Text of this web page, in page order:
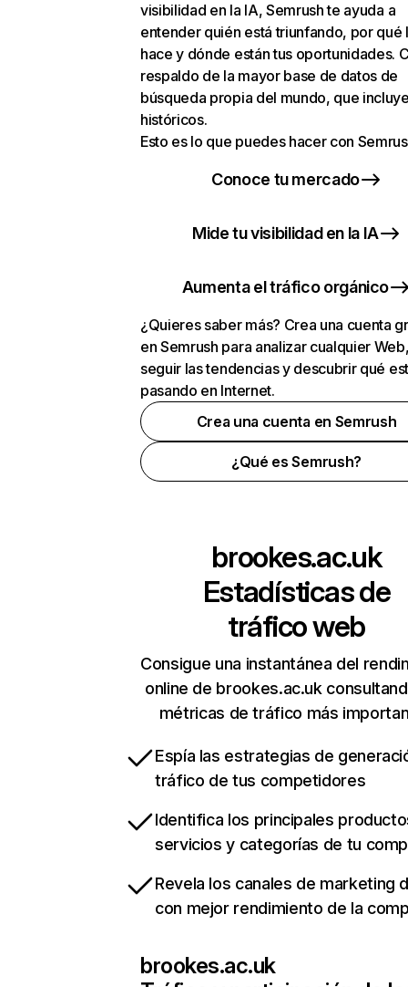
visibilidad en la IA, Semrush te ayuda a
entender quién está triunfando, por qué
hace y dónde están tus oportunidades.
respaldo de la mayor base de datos de
búsqueda propia del mundo, que
históricos.
Esto es lo que puedes hacer con
Conoce tu mercado
Mide tu visibilidad en la IA
Aumenta el tráfico orgánico
¿Quieres saber más? Crea una cuenta
en Semrush para analizar cualquier
seguir las tendencias y descubrir qué
pasando en Internet.
Crea una cuenta en Semrush
¿Qué es Semrush?
brookes.ac.uk
Estadísticas de
tráfico web
Consigue una instantánea del
online de brookes.ac.uk
métricas de tráfico más
Espía las estrategias de
tráfico de tus competidores
Identifica los principales
servicios y categorías de tu
Revela los canales de marketing
con mejor rendimiento de la
brookes.ac.uk